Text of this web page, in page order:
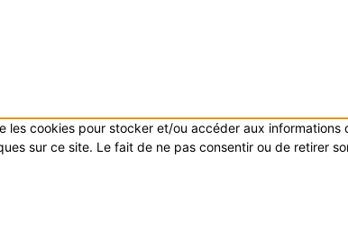
les cookies pour stocker et/ou accéder aux
sur ce site. Le fait de ne pas consentir ou de retirer